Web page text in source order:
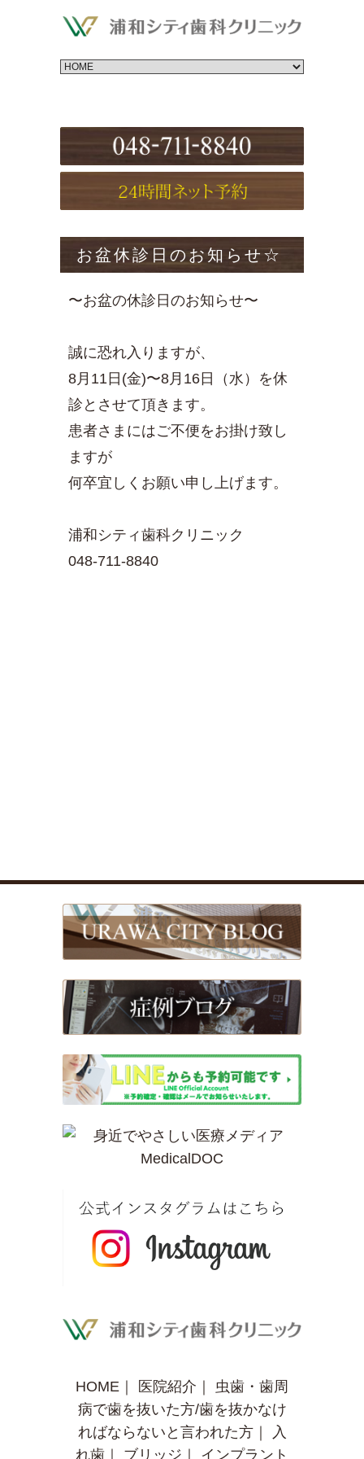
お盆休診日のお知らせ☆
〜お盆の休診日のお知らせ〜
誠に恐れ入りますが、
8月11日(金)〜8月16日（水）を休
診とさせて頂きます。
患者さまにはご不便をお掛け致し
ますが
何卒宜しくお願い申し上げます。
浦和シティ歯科クリニック
048-711-8840
HOME ｜ 医院紹介 ｜
虫歯・歯周
病で歯を抜いた方/歯を抜かなけ
ればならないと言われた方｜
入
れ歯 ｜ ブリッジ ｜ インプラント